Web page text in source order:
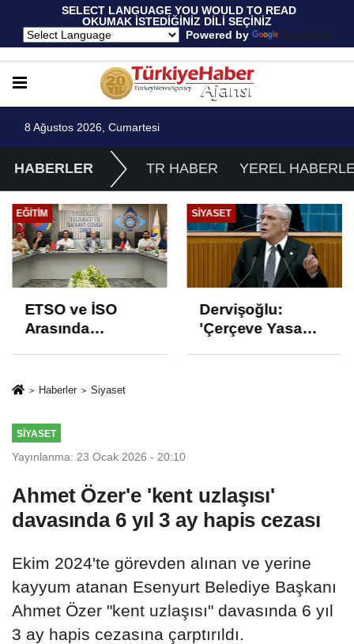
SELECT LANGUAGE YOU WOULD TO READ
OKUMAK İSTEDİĞİNİZ DİLİ SEÇİNİZ
Powered by
Translate
8 Ağustos 2026, Cumartesi
HABERLER TR HABER YEREL
EĞITIM
ETSO ve İSO
Arasında
Protokolü
SIYASET
Dervişoğlu:
'Çerçeve Yasa
Haberler Siyaset
SIYASET
Yayınlanma: 23 Ocak 2026 - 20:10
Ahmet Özer'e 'kent uzlaşısı'
davasında 6 yıl 3 ay hapis cezası
Ekim 2024'te görevden alınan ve yerine
kayyum atanan Esenyurt Belediye Başkanı
Ahmet Özer "kent uzlaşısı" davasında 6 yıl
3 ay hapis cezasına çarptırıldı.